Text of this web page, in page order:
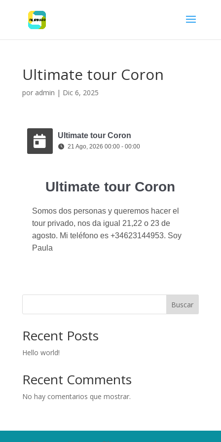
Ultimate tour Coron
por admin | Dic 6, 2025
Ultimate tour Coron
21 Ago, 2026 00:00 - 00:00
Ultimate tour Coron
Somos dos personas y queremos hacer el
tour privado, nos da igual 21,22 o 23 de
agosto. Mi teléfono es +34623144953. Soy
Paula
Buscar
Recent Posts
Hello world!
Recent Comments
No hay comentarios que mostrar.